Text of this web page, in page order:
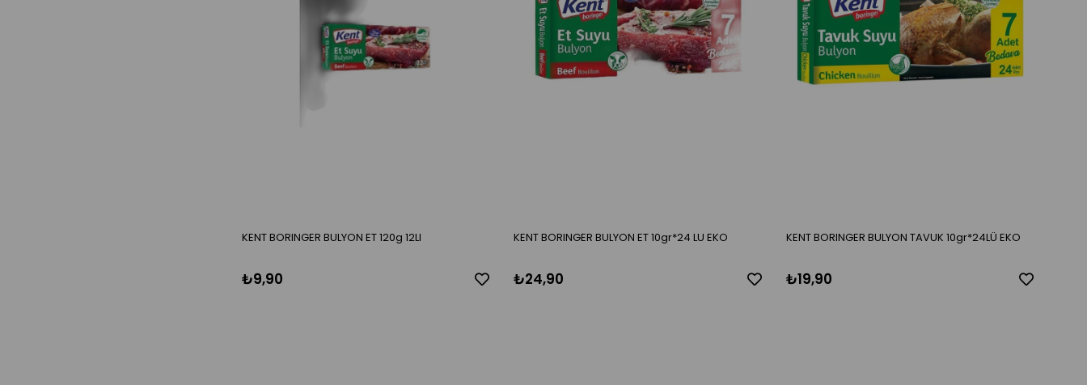
KENT BORINGER BULYON ET 120g 12LI
₺9,90
KENT BORINGER BULYON ET 10gr*24 LU EKO
₺24,90
KENT BORINGER BULYON TAVUK 10gr*24LÜ EKO
₺19,90